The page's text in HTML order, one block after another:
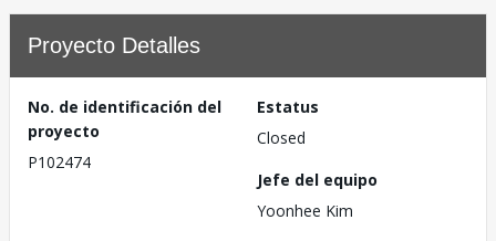
Proyecto Detalles
No. de identificación del
proyecto
P102474
Estatus
Closed
Jefe del equipo
Yoonhee Kim